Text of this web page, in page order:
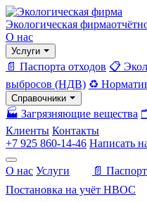
Экологическая фирма
О нас
Услуги
📄 Паспорта отходов 📋
выбросов (НДВ) ♻️
Справочники
🏭 Загрязняющие вещества
Клиенты Контакты
+7 925 860-14-46 Написать
О нас Услуги 📄
Постановка на учёт НВОС